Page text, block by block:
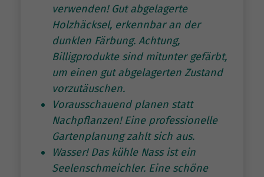
verwenden! Gut abgelagerte
Holzhäcksel, erkennbar an der
dunklen Färbung. Achtung,
Billigprodukte sind mitunter gefärbt,
um einen gut abgelagerten Zustand
vorzutäuschen.
Vorausschauend planen statt
Nachpflanzen! Eine professionelle
Gartenplanung zahlt sich aus.
Wasser! Das kühle Nass ist ein
Seelenschmeichler. Eine schöne